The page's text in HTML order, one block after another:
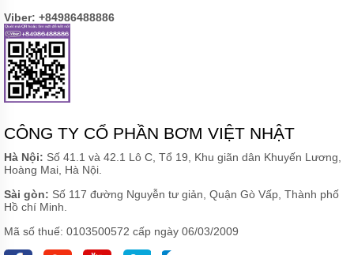
Viber: +84986488886
CÔNG TY CỔ PHẦN BƠM VIỆT NHẬT
Hà Nội: Số 41.1 và 42.1 Lô C, Tổ 19, Khu giãn dân Khuyến Lương,
Hoàng Mai, Hà Nội.
Sài gòn: Số 117 đường Nguyễn tư giản, Quận Gò Vấp, Thành phố
Hồ chí Minh.
Mã số thuế: 0103500572 cấp ngày 06/03/2009